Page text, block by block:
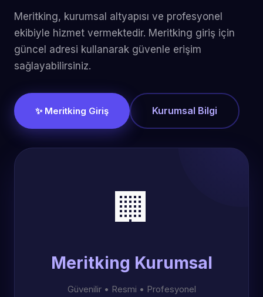
Meritking, kurumsal altyapısı ve profesyonel
ekibiyle hizmet vermektedir. Meritking giriş için
güncel adresi kullanarak güvenle erişim
sağlayabilirsiniz.
✨ Meritking Giriş Kurumsal Bilgi
🏢
Meritking Kurumsal
Güvenilir • Resmi • Profesyonel